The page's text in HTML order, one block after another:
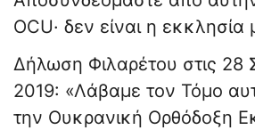
OCU· δεν είναι η εκκλησία
Δήλωση Φιλαρέτου στις 28
2019: «Λάβαμε τον Τόμο
την Ουκρανική Ορθόδοξη